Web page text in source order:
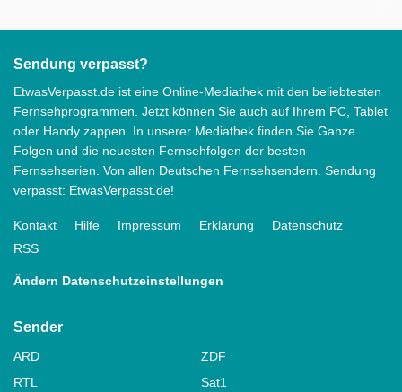
Sendung verpasst?
EtwasVerpasst.de ist eine Online-Mediathek mit den beliebtesten
Fernsehprogrammen. Jetzt können Sie auch auf Ihrem PC, Tablet
oder Handy zappen. In unserer Mediathek finden Sie Ganze
Folgen und die neuesten Fernsehfolgen der besten
Fernsehserien. Von allen Deutschen Fernsehsendern. Sendung
verpasst: EtwasVerpasst.de!
Kontakt Hilfe Impressum Erklärung
Datenschutz
RSS
Ändern Datenschutzeinstellungen
Sender
ARD
ZDF
RTL
Sat1